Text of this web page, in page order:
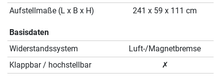
Aufstellmaße (L x B x H)
241 x 59 x 111 cm
Basisdaten
Widerstandssystem
Luft-/Magnetbremse
Klappbar / hochstellbar
✗